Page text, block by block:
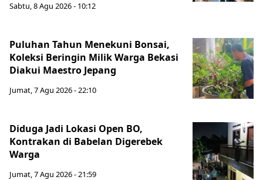
Sabtu, 8 Agu 2026 - 10:12
Puluhan Tahun Menekuni Bonsai,
Koleksi Beringin Milik Warga Bekasi
Diakui Maestro Jepang
Jumat, 7 Agu 2026 - 22:10
Diduga Jadi Lokasi Open BO,
Kontrakan di Babelan Digerebek
Warga
Jumat, 7 Agu 2026 - 21:59